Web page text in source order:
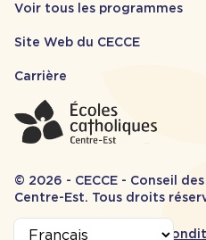
Voir tous les programmes
Site Web du CECCE
Carrière
© 2026 - CECCE - Conseil
Centre-Est. Tous droits
Accessibilité Termes et